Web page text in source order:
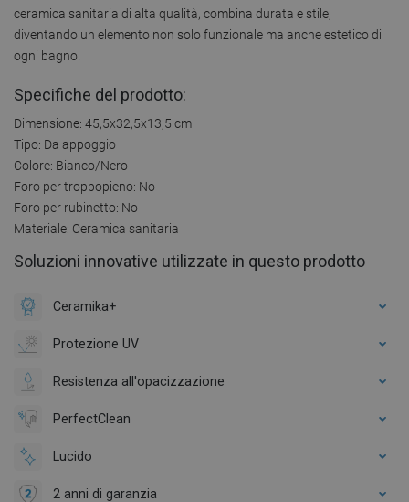
ceramica sanitaria di alta qualità, combina durata e stile,
diventando un elemento non solo funzionale ma anche estetico di
ogni bagno.
Specifiche del prodotto:
Dimensione: 45,5x32,5x13,5 cm
Tipo: Da appoggio
Colore: Bianco/Nero
Foro per troppopieno: No
Foro per rubinetto: No
Materiale: Ceramica sanitaria
Soluzioni innovative utilizzate in questo prodotto
Ceramika+
Protezione UV
Resistenza all'opacizzazione
PerfectClean
Lucido
2 anni di garanzia